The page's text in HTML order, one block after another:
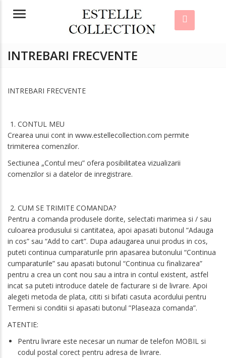
Menu
INTREBARI FRECVENTE
INTREBARI FRECVENTE
CONTUL MEU
Crearea unui cont in www.estellecollection.com permite
trimiterea comenzilor.
Sectiunea „Contul meu” ofera posibilitatea vizualizarii
comenzilor si a datelor de inregistrare.
CUM SE TRIMITE COMANDA?
Pentru a comanda produsele dorite, selectati marimea si / sau
culoarea produsului si cantitatea, apoi apasati butonul “Adauga
in cos” sau “Add to cart”. Dupa adaugarea unui produs in cos,
puteti continua cumparaturile prin apasarea butonului “Continua
cumparaturile” sau apasati butonul “Continua cu finalizarea”
pentru a crea un cont nou sau a intra in contul existent, astfel
incat sa puteti introduce datele de facturare si de livrare. Apoi
alegeti metoda de plata, cititi si bifati casuta acordului pentru
Termeni si conditii si apasati butonul ”Plaseaza comanda”.
ATENTIE:
Pentru livrare este necesar un numar de telefon MOBIL si
codul postal corect pentru adresa de livrare.